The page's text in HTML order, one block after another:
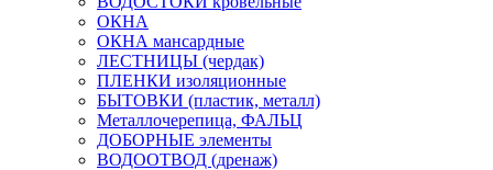
ОКНА
ОКНА мансардные
ЛЕСТНИЦЫ (чердак)
ПЛЕНКИ изоляционные
БЫТОВКИ (пластик, металл)
Металлочерепица, ФАЛЬЦ
ДОБОРНЫЕ элементы
ВОДООТВОД (дренаж)